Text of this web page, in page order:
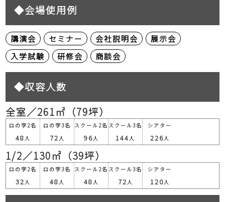
◆会場使用例
講演会 セミナー 会社説明会
展示会
入学試験
研修会 商談会
◆収容人数
全室／261㎡（79坪）
ロの字2名
48人
ロの字3名
72人
スクール2名
96人
スクール3名
144人
シアター
226人
1/2／130㎡（39坪）
ロの字2名
32 人
ロの字3名
48 人
スクール2名
48 人
スクール3名
72 人
シアター
120人